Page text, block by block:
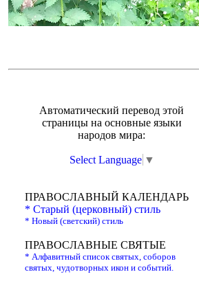
Автоматический перевод этой
страницы на основные языки
народов мира:
Select Language ▼
ПРАВОСЛАВНЫЙ КАЛЕНДАРЬ
* Старый (церковный) стиль
* Новый (светский) стиль
ПРАВОСЛАВНЫЕ СВЯТЫЕ
* Алфавитный список святых, соборов
святых, чудотворных икон и событий.